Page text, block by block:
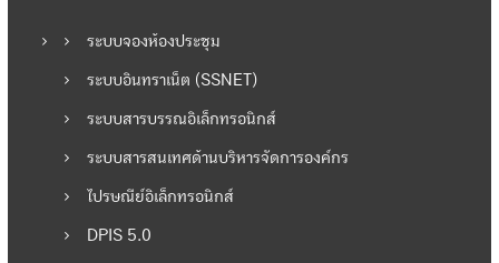
เ
รื่
ง
ระบบจองห้องประชุม
ระบบอินทราเน็ต (SSNET)
ระบบสารบรรณอิเล็กทรอนิกส์
ระบบสารสนเทศด้านบริหารจัดการองค์กร
ไปรษณีย์อิเล็กทรอนิกส์
DPIS 5.0